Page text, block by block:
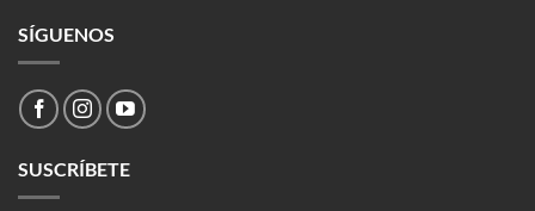
SÍGUENOS
SUSCRÍBETE